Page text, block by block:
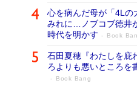
心を病んだ母が「4Lの
みれに…ノブコブ徳井
時代を明かす
Book
石田夏穂『わたしを庇
ろよりも悪いところを
Book Bang